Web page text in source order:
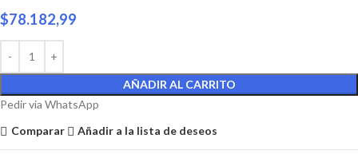
$78.182,99
AÑADIR AL CARRITO
Pedir via WhatsApp
Comparar
Añadir a la lista de deseos